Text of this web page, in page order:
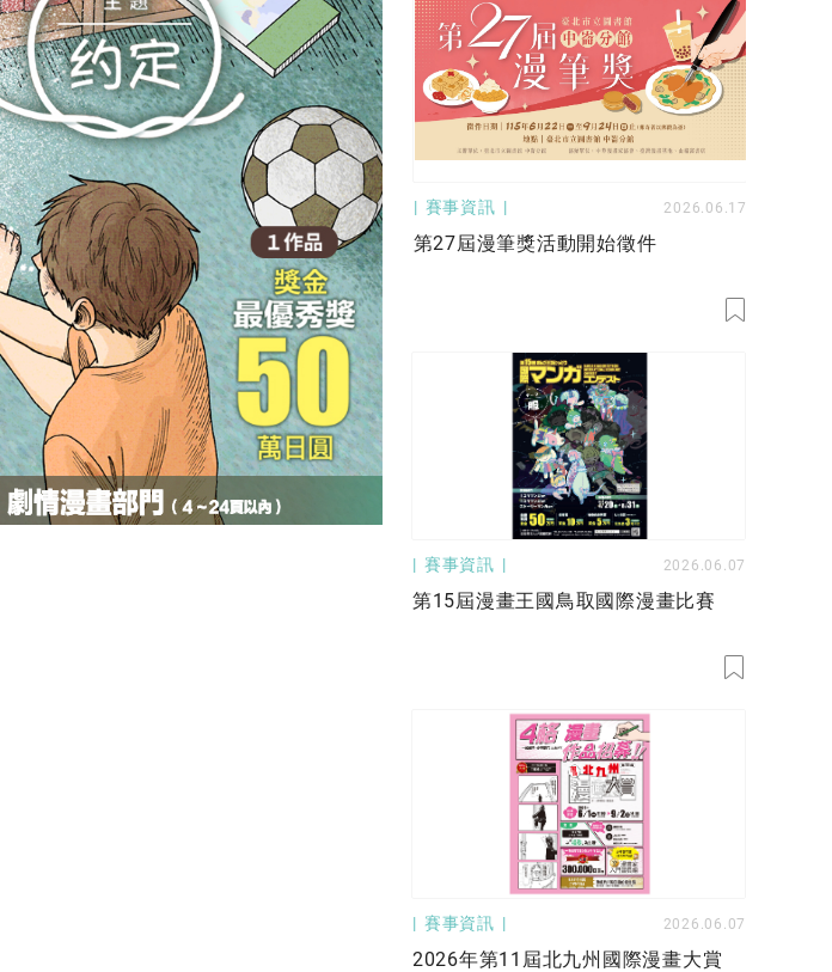
賽事資訊 2026.06.17
第27屆漫筆獎活動開始徵件
賽事資訊 2026.06.07
第15屆漫畫王國鳥取國際漫畫比賽
賽事資訊 2026.06.07
2026年第11屆北九州國際漫畫大賞